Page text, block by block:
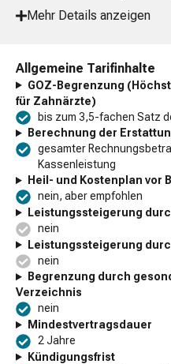
Mehr Details anzeigen
Allgemeine Tarifinhalte
GOZ-Begrenzung
für Zahnärzte)
bis zum 3,5-fachen Satz
Berechnung der
gesamter
Kassenleistung
Heil- und Kostenplan vor
nein, aber empfohlen
Leistungssteigerung
nein
Leistungssteigerung
nein
Begrenzung durch
Verzeichnis
nein
Mindestvertragsdauer
2 Jahre
Kündigungsfrist